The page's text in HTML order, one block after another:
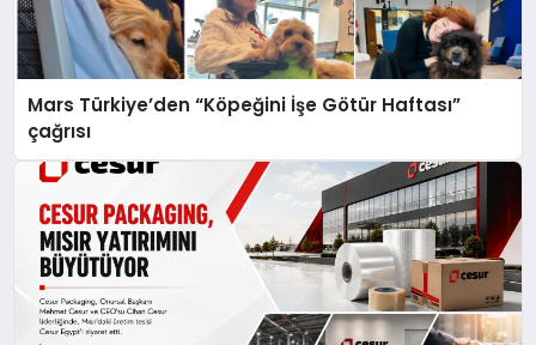
Mars Türkiye’den “Köpeğini İşe Götür Haftası”
çağrısı